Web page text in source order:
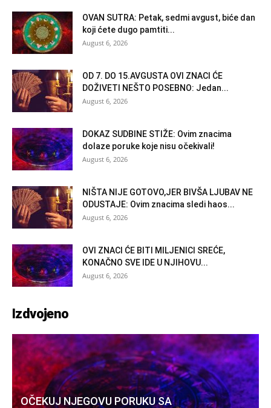
OVAN SUTRA: Petak, sedmi avgust, biće dan
koji ćete dugo pamtiti...
August 6, 2026
OD 7. DO 15.AVGUSTA OVI ZNACI ĆE
DOŽIVETI NEŠTO POSEBNO: Jedan...
August 6, 2026
DOKAZ SUDBINE STIŽE: Ovim znacima
dolaze poruke koje nisu očekivali!
August 6, 2026
NIŠTA NIJE GOTOVO,JER BIVŠA LJUBAV NE
ODUSTAJE: Ovim znacima sledi haos...
August 6, 2026
OVI ZNACI ĆE BITI MILJENICI SREĆE,
KONAČNO SVE IDE U NJIHOVU...
August 6, 2026
Izdvojeno
OČEKUJ NJEGOVU PORUKU SA